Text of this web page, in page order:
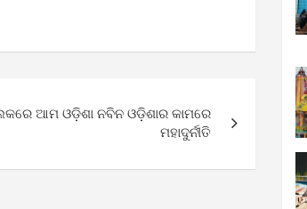
ଆମ ଓଡ଼ିଶା ନବିନ ଓଡ଼ିଶାର କାମରେ
ମହାଦୁର୍ନୀତି